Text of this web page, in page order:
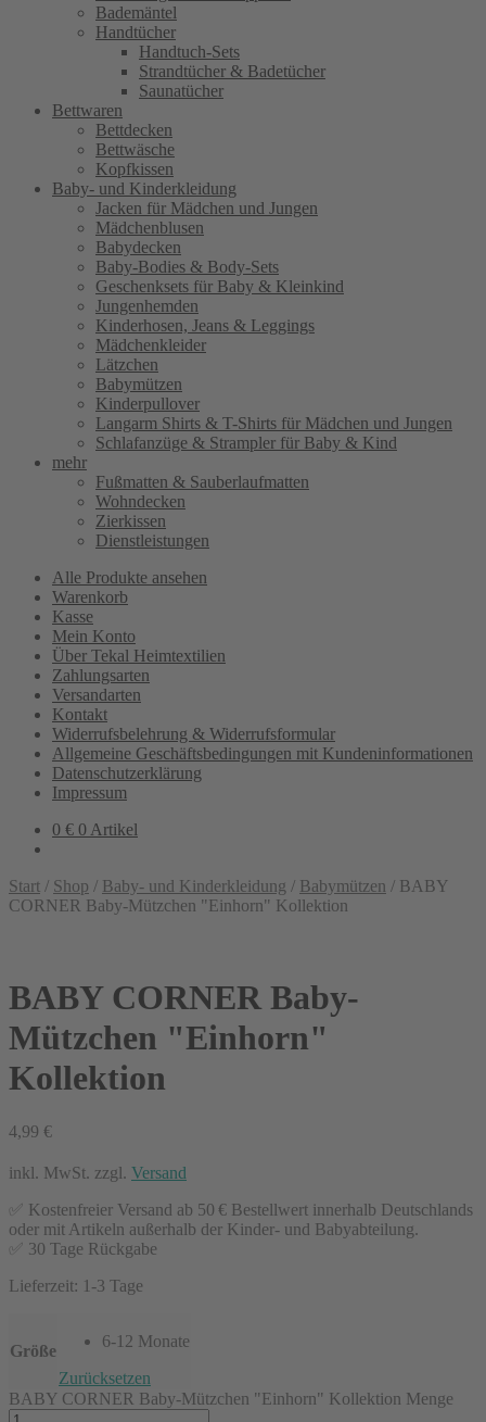
Bademäntel
Handtücher
Handtuch-Sets
Strandtücher & Badetücher
Saunatücher
Bettwaren
Bettdecken
Bettwäsche
Kopfkissen
Baby- und Kinderkleidung
Jacken für Mädchen und Jungen
Mädchenblusen
Babydecken
Baby-Bodies & Body-Sets
Geschenksets für Baby & Kleinkind
Jungenhemden
Kinderhosen, Jeans & Leggings
Mädchenkleider
Lätzchen
Babymützen
Kinderpullover
Langarm Shirts & T-Shirts für Mädchen und Jungen
Schlafanzüge & Strampler für Baby & Kind
mehr
Fußmatten & Sauberlaufmatten
Wohndecken
Zierkissen
Dienstleistungen
Alle Produkte ansehen
Warenkorb
Kasse
Mein Konto
Über Tekal Heimtextilien
Zahlungsarten
Versandarten
Kontakt
Widerrufsbelehrung & Widerrufsformular
Allgemeine Geschäftsbedingungen mit Kundeninformationen
Datenschutzerklärung
Impressum
0 € 0 Artikel
Start / Shop / Baby- und Kinderkleidung / Babymützen / BABY
CORNER Baby-Mützchen "Einhorn" Kollektion
BABY CORNER Baby-
Mützchen "Einhorn"
Kollektion
4,99 €
inkl. MwSt. zzgl. Versand
✅ Kostenfreier Versand ab 50 € Bestellwert innerhalb Deutschlands
oder mit Artikeln außerhalb der Kinder- und Babyabteilung.
✅ 30 Tage Rückgabe
Lieferzeit: 1-3 Tage
Größe
6-12 Monate
Zurücksetzen
BABY CORNER Baby-Mützchen "Einhorn" Kollektion Menge